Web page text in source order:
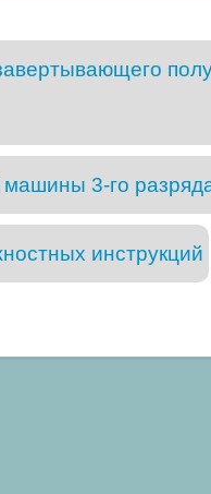
3-го
инструкций